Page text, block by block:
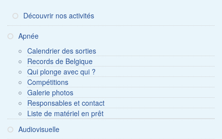
Découvrir nos activités
Apnée
Calendrier des sorties
Records de Belgique
Qui plonge avec qui ?
Compétitions
Galerie photos
Responsables et contact
Liste de matériel en prêt
Audiovisuelle